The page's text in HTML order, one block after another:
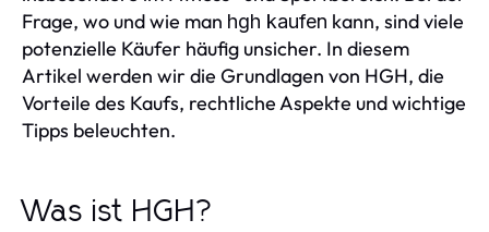
Frage, wo und wie man hgh kaufen kann, sind viele
potenzielle Käufer häufig unsicher. In diesem
Artikel werden wir die Grundlagen von HGH, die
Vorteile des Kaufs, rechtliche Aspekte und wichtige
Tipps beleuchten.
Was ist HGH?